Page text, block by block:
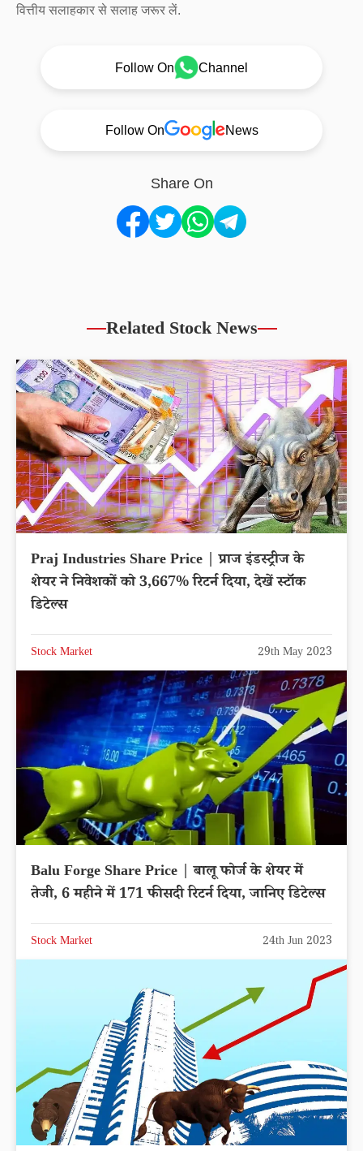
वित्तीय सलाहकार से सलाह जरूर लें.
Follow On Channel
Follow On News
Share On
Related Stock News
Praj Industries Share Price | प्राज इंडस्ट्रीज के
शेयर ने निवेशकों को 3,667% रिटर्न दिया, देखें स्टॉक
डिटेल्स
Stock Market 29th May 2023
Balu Forge Share Price | बालू फोर्ज के शेयर में
तेजी, 6 महीने में 171 फीसदी रिटर्न दिया, जानिए डिटेल्स
Stock Market 24th Jun 2023